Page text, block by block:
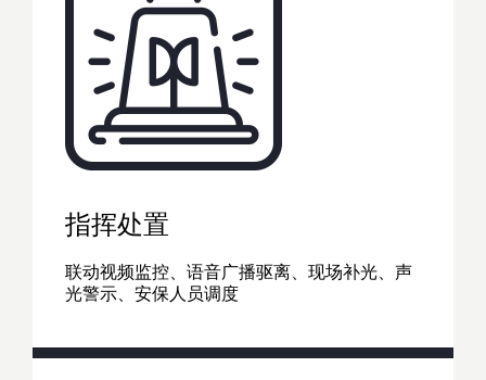
指挥处置
联动视频监控、语音广播驱离、现场补光、声
光警示、安保人员调度